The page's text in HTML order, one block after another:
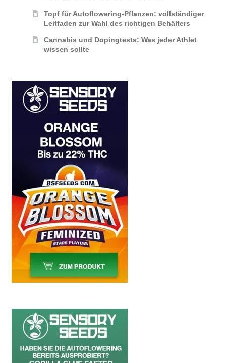
Topf für Autoflowering-Pflanzen: vollständiger
Leitfaden zur Wahl des richtigen Behälters
Cannabis und Dopingtests: Was jeder Athlet
wissen sollte